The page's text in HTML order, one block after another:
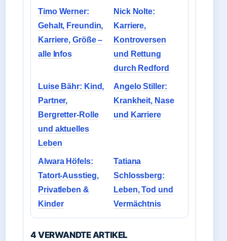
Timo Werner:
Gehalt, Freundin,
Karriere, Größe –
alle Infos
Nick Nolte:
Karriere,
Kontroversen
und Rettung
durch Redford
Luise Bähr: Kind,
Partner,
Bergretter-Rolle
und aktuelles
Leben
Angelo Stiller:
Krankheit, Nase
und Karriere
Alwara Höfels:
Tatort-Ausstieg,
Privatleben &
Kinder
Tatiana
Schlossberg:
Leben, Tod und
Vermächtnis
4 VERWANDTE ARTIKEL